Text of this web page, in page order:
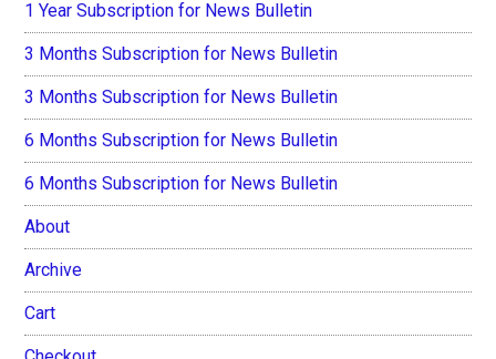
1 Year Subscription for News Bulletin
3 Months Subscription for News Bulletin
3 Months Subscription for News Bulletin
6 Months Subscription for News Bulletin
6 Months Subscription for News Bulletin
About
Archive
Cart